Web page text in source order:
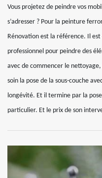
Vous projetez de peindre vos
s’adresser ? Pour la peinture
Rénovation est la référence. Il
professionnel pour peindre des
avec de commencer le
soin la pose de la sous-couche
longévité. Et il termine par la
particulier. Et le prix de son